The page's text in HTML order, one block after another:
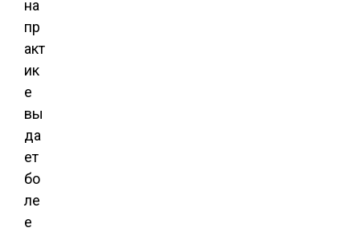
на
пр
акт
ик
е
вы
да
ет
бо
ле
е